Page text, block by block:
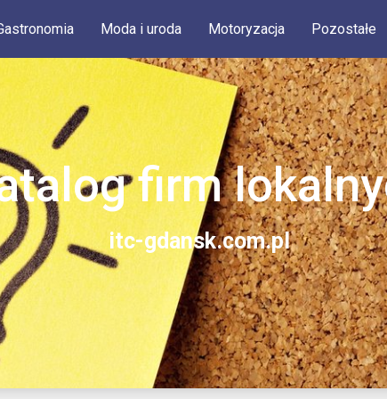
Moda i uroda Motoryzacja Pozostałe
firm
itc-gdansk.com.pl